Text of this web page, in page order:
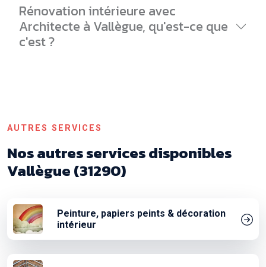
Rénovation intérieure avec
Architecte à Vallègue, qu'est-ce que
c'est ?
AUTRES SERVICES
Nos autres services disponibles
Vallègue (31290)
Peinture, papiers peints & décoration
intérieur